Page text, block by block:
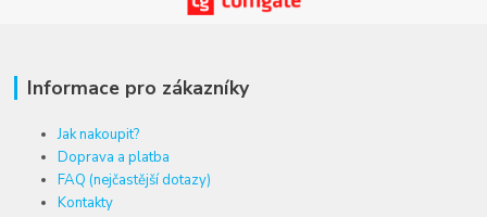
Informace pro zákazníky
Jak nakoupit?
Doprava a platba
FAQ (nejčastější dotazy)
Kontakty